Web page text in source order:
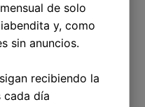
de solo
y, como
sin anuncios.
recibiendo la
cada día